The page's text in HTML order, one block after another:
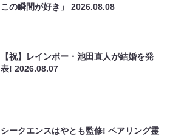
この瞬間が好き」2026.08.08
【祝】レインボー・池田直人が結婚を発
表!2026.08.07
シークエンスはやとも監修! ペアリング霊